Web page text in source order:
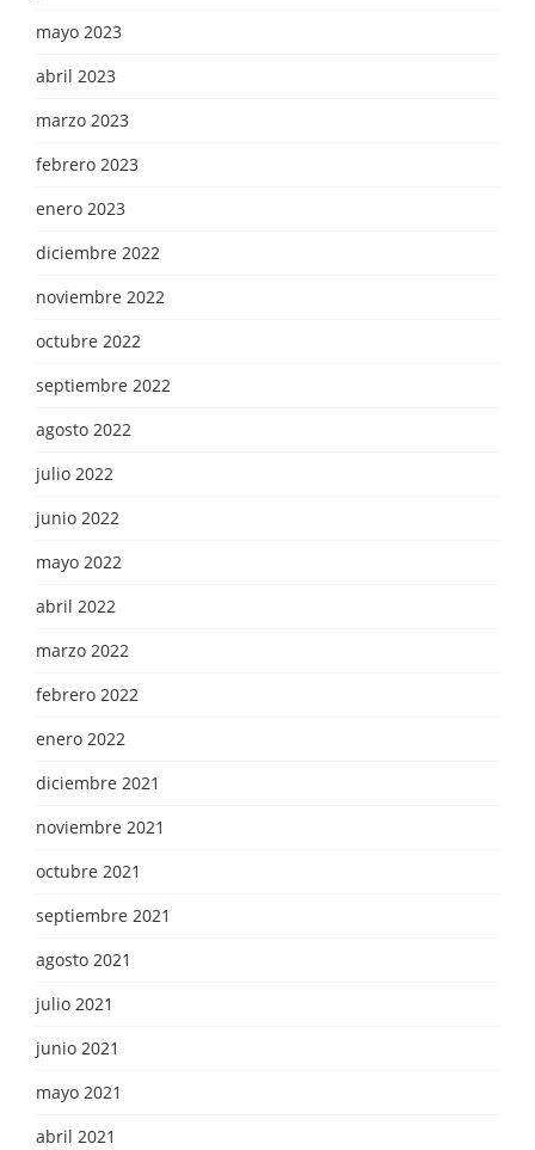
mayo 2023
abril 2023
marzo 2023
febrero 2023
enero 2023
diciembre 2022
noviembre 2022
octubre 2022
septiembre 2022
agosto 2022
julio 2022
junio 2022
mayo 2022
abril 2022
marzo 2022
febrero 2022
enero 2022
diciembre 2021
noviembre 2021
octubre 2021
septiembre 2021
agosto 2021
julio 2021
junio 2021
mayo 2021
abril 2021